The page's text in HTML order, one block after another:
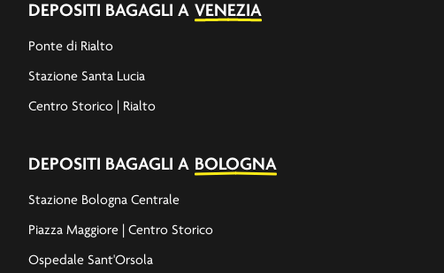
DEPOSITI BAGAGLI A VENEZIA
Ponte di Rialto
Stazione Santa Lucia
Centro Storico | Rialto
DEPOSITI BAGAGLI A BOLOGNA
Stazione Bologna Centrale
Piazza Maggiore | Centro Storico
Ospedale Sant'Orsola